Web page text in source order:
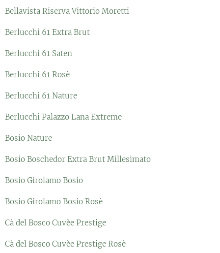
Bellavista Riserva Vittorio Moretti
Berlucchi 61 Extra Brut
Berlucchi 61 Saten
Berlucchi 61 Rosè
Berlucchi 61 Nature
Berlucchi Palazzo Lana Extreme
Bosio Nature
Bosio Boschedor Extra Brut Millesimato
Bosio Girolamo Bosio
Bosio Girolamo Bosio Rosè
Cà del Bosco Cuvèe Prestige
Cà del Bosco Cuvèe Prestige Rosè